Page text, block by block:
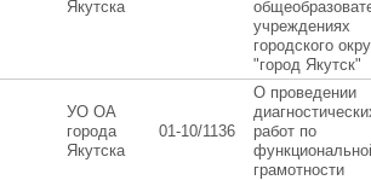
Якутска
учреждениях
городского
"город Якутск"
УО ОА
города
Якутска
01-10/1136
О проведении
работ по
грамотности